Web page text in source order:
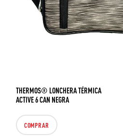
THERMOS® LONCHERA TÉRMICA
ACTIVE 6 CAN NEGRA
COMPRAR